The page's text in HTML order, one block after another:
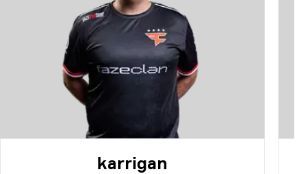
karrigan